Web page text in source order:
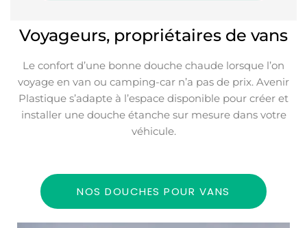
Voyageurs, propriétaires de vans
Le confort d’une bonne douche chaude lorsque l’on
voyage en van ou camping-car n’a pas de prix. Avenir
Plastique s’adapte à l’espace disponible pour créer et
installer une douche étanche sur mesure dans votre
véhicule.
NOS DOUCHES POUR VANS